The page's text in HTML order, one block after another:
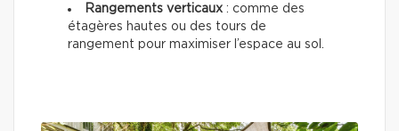
Rangements verticaux : comme des
étagères hautes ou des tours de
rangement pour maximiser l’espace au sol.